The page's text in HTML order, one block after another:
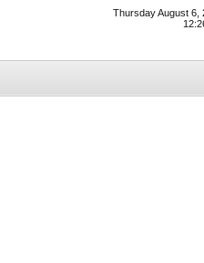
Thursday August 6,